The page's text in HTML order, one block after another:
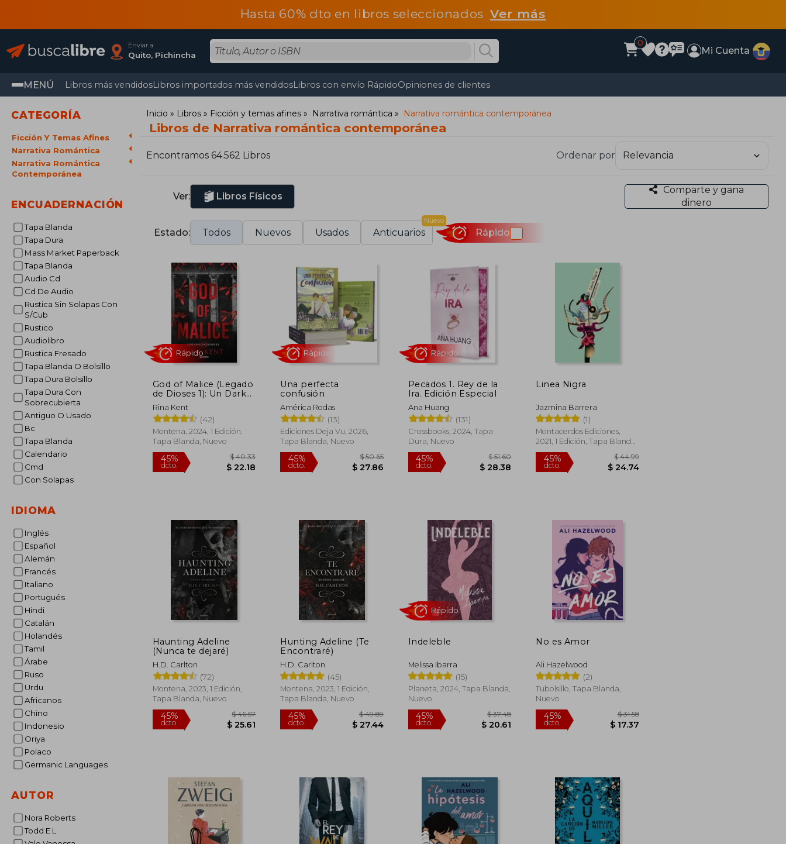
Hasta 60% dto en libros seleccionadosVer más
Enviar a
Quito, Pichincha
0
Mi Cuenta
MENÚ Libros más vendidosLibros importados más vendidosLibros con envío RápidoOpiniones de clientes
CATEGORÍA
Ficción Y Temas Afines
Narrativa Romántica
Narrativa Romántica
Contemporánea
ENCUADERNACIÓN
Tapa Blanda
Tapa Dura
Mass Market Paperback
Tapa Blanda
Audio Cd
Cd De Audio
Rustica Sin Solapas Con
S/Cub
Rustico
Audiolibro
Rustica Fresado
Tapa Blanda O Bolsillo
Tapa Dura Bolsillo
Tapa Dura Con
Sobrecubierta
Antiguo O Usado
Bc
Tapa Blanda
Calendario
Cmd
Con Solapas
IDIOMA
Inglés
Español
Alemán
Francés
Italiano
Portugués
Hindi
Catalán
Holandés
Tamil
Árabe
Ruso
Urdu
Africanos
Chino
Indonesio
Oriya
Polaco
Germanic Languages
AUTOR
Nora Roberts
Todd E L
Inicio Libros Ficción y temas afines Narrativa romántica Narrativa romántica contemporánea
Libros de Narrativa romántica contemporánea
Encontramos 64.562 Libros Ordenar por
Ver: Libros Físicos
Comparte y gana
dinero
Estado: Todos Nuevos Usados Anticuarios
Nuevo
Rápido
God of Malice (Legado
de Dioses 1): Un Dark
Romance Universitario
Rina Kent
(42)
Montena, 2024, 1 Edición,
Tapa Blanda, Nuevo
Rápido
Una perfecta
confusión
América Rodas
(13)
Ediciones Deja Vu, 2026,
Tapa Blanda, Nuevo
Pecados 1. Rey de la
Ira. Edición Especial
Ana Huang
(131)
Crossbooks, 2024, Tapa
Dura, Nuevo
$ 28.38
Rápido
Linea Nigra
Jazmina Barrera
(1)
Montacerdos Ediciones,
2021, 1 Edición, Tapa Blanda,
Nuevo
Haunting Adeline
(Nunca te dejaré)
H.D. Carlton
(72)
Montena, 2023, 1 Edición,
Tapa Blanda, Nuevo
45%
dcto.
Hunting Adeline (Te
Encontraré)
H.D. Carlton
(45)
Montena, 2023, 1 Edición,
Tapa Blanda, Nuevo
45%
dcto.
Indeleble
Melissa Ibarra
(15)
Planeta, 2024, Tapa Blanda,
Nuevo
45%
dcto.
$ 37.48
$ 20.61
No es Amor
Ali Hazelwood
(2)
Tubolsillo, Tapa Blanda,
Nuevo
45%
dcto.